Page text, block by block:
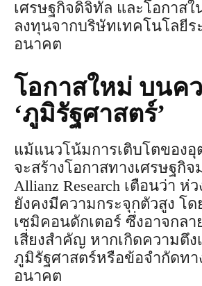
เศรษฐกิจดิจิทัล และโอกาสใ
ลงทุนจากบริษัทเทคโนโลยีร
อนาคต
โอกาสใหม่ บนค
‘ภูมิรัฐศาสตร์’
แม้แนวโน้มการเติบโตของ
จะสร้างโอกาสทางเศรษฐกิ
Allianz Research เตือนว่า
ยังคงมีความกระจุกตัวสูง โ
เซมิคอนดักเตอร์ ซึ่งอาจกลา
เสี่ยงสำคัญ หากเกิดความตึง
ภูมิรัฐศาสตร์หรือข้อจำกัดทา
อนาคต